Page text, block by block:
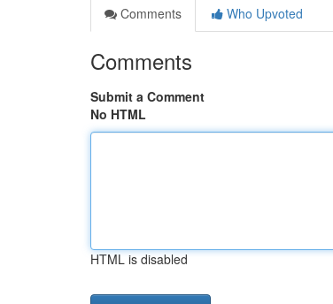
Comments
Who Upvoted
Comments
Submit a Comment
No HTML
HTML is disabled